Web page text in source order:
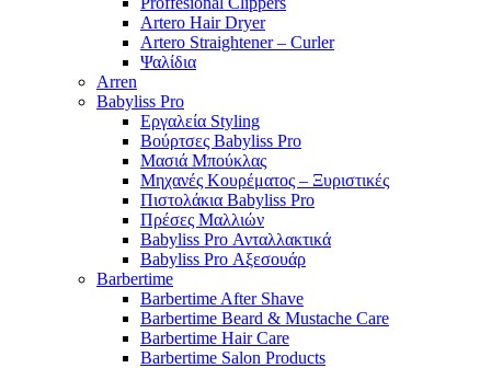
Artero Hair Dryer
Artero Straightener – Curler
Ψαλίδια
Arren
Babyliss Pro
Εργαλεία Styling
Βούρτσες Babyliss Pro
Μασιά Μπούκλας
Μηχανές Κουρέματος – Ξυριστικές
Πιστολάκια Babyliss Pro
Πρέσες Μαλλιών
Babyliss Pro Ανταλλακτικά
Babyliss Pro Αξεσουάρ
Barbertime
Barbertime After Shave
Barbertime Beard & Mustache Care
Barbertime Hair Care
Barbertime Salon Products